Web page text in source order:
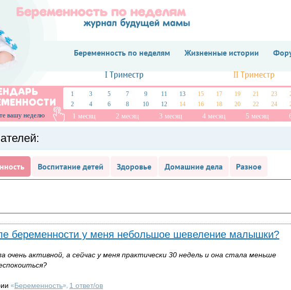
Беременность по неделям Жизненные истории
I Триместр II Триместр
вашу неделю
1 3 5 7 9 11 13 15 17 19 21 23
2
4 6 8 10 12 14 16 18 20 22 24
1 месяц 2 месяц 3 месяц 4 месяц 5 месяц
Воспитание детей Здоровье Домашние дела Разное
беременности у меня небольшое шевеление малышки?
очень активной, а сейчас у меня практически 30 недель и она стала меньше
«Беременность», 1 ответ/ов